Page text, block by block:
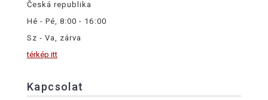
Česká republika
Hé - Pé, 8:00 - 16:00
Sz - Va, zárva
térkép itt
Kapcsolat